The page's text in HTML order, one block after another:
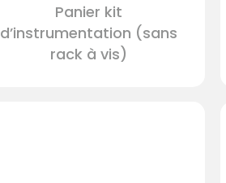
Panier kit
d’instrumentation (sans
rack à vis)